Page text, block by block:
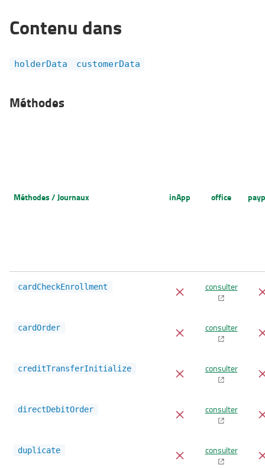
Contenu dans
holderData customerData
Méthodes
Méthodes / Journaux inApp office
cardCheckEnrollment consulter
cardOrder consulter
creditTransferInitialize consulter
directDebitOrder consulter
duplicate consulter